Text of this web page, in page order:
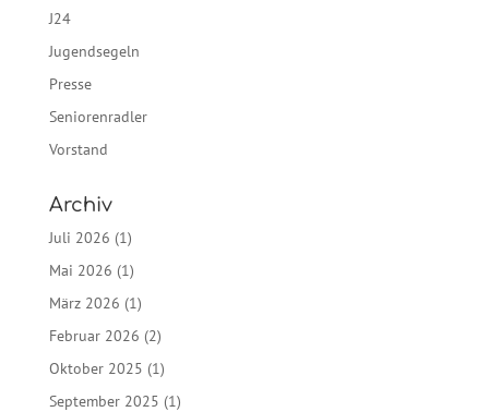
J24
Jugendsegeln
Presse
Seniorenradler
Vorstand
Archiv
Juli 2026 (1)
Mai 2026 (1)
März 2026 (1)
Februar 2026 (2)
Oktober 2025 (1)
September 2025 (1)